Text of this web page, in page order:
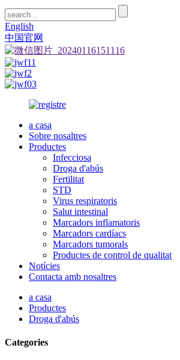
English
中国官网
a casa
Sobre nosaltres
Productes
Infecciosa
Droga d'abús
Fertilitat
STD
Virus respiratoris
Salut intestinal
Marcadors inflamatoris
Marcadors cardíacs
Marcadors tumorals
Productes de control de qualitat
Notícies
Contacta amb nosaltres
a casa
Productes
Droga d'abús
Categories